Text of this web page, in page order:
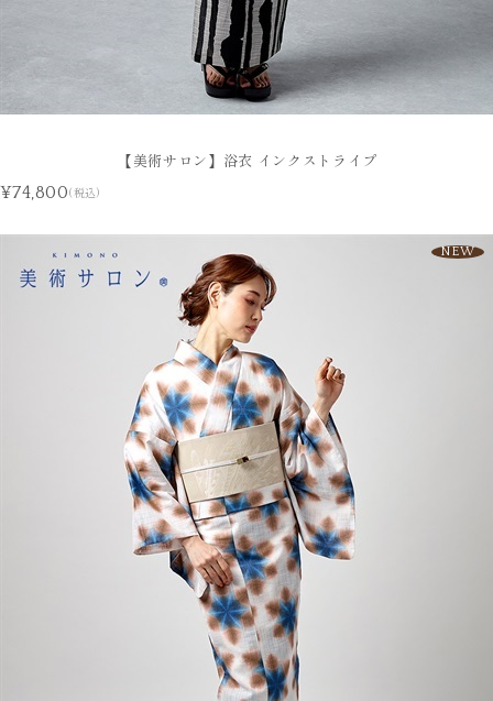
【美術サロン】浴衣 インクストライプ
¥74,800(税込)
NEW